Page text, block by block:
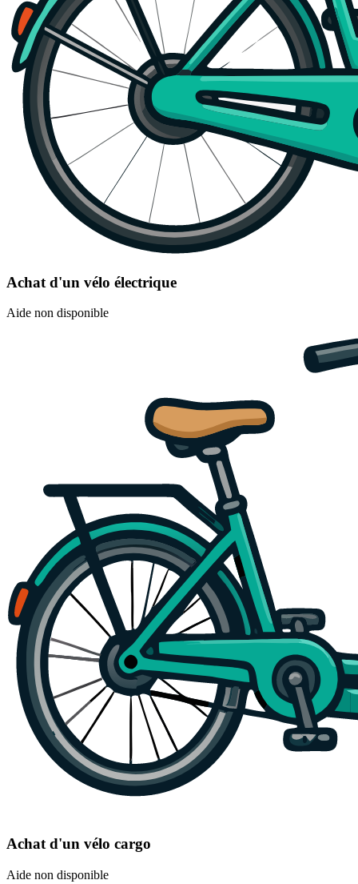
Achat d'un vélo électrique
Aide non disponible
Achat d'un vélo cargo
Aide non disponible